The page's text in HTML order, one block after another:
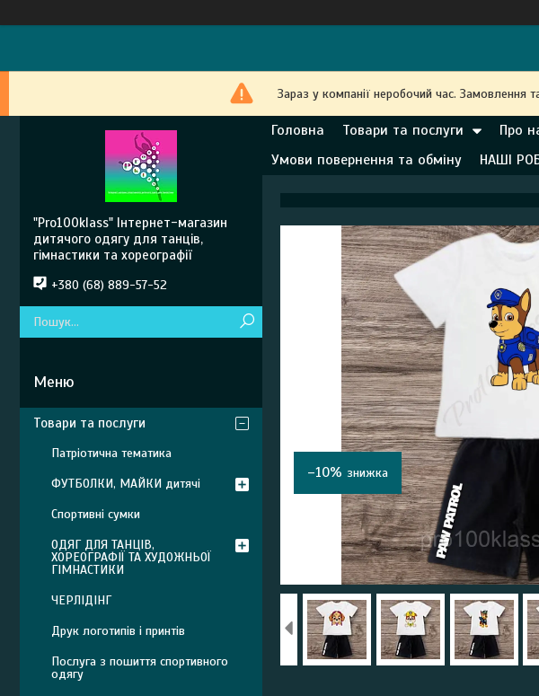
Зараз у компанії неробочий час. Замовлення
Головна Товари та послуги Про
Умови повернення та обміну
НАШІ
–10%
"Pro100klass" Інтернет-магазин
дитячого одягу для танців,
гімнастики та хореографії
+380 (68) 889-57-52
Товари та послуги
Патріотична тематика
ФУТБОЛКИ, МАЙКИ дитячі
Спортивні сумки
ОДЯГ ДЛЯ ТАНЦІВ,
ХОРЕОГРАФІЇ ТА ХУДОЖНЬОЇ
ГІМНАСТИКИ
ЧЕРЛІДІНГ
Друк логотипів і принтів
Послуга з пошиття спортивного
одягу